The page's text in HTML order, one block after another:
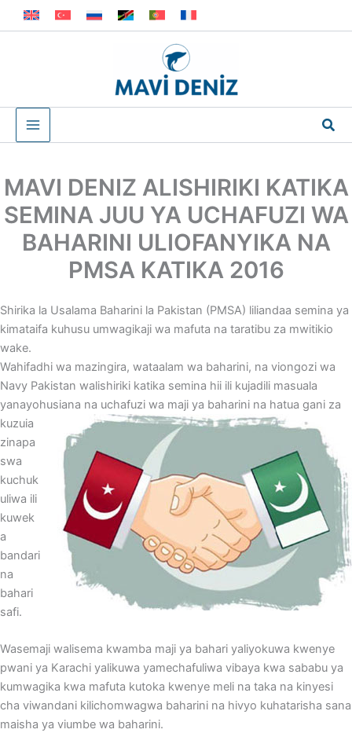
to
MAVI DENIZ ALISHIRIKI KATIKA
SEMINA JUU YA UCHAFUZI WA
BAHARINI ULIOFANYIKA NA
PMSA KATIKA 2016
Shirika la Usalama Baharini la Pakistan (PMSA) liliandaa semina ya
kimataifa kuhusu umwagikaji wa mafuta na taratibu za mwitikio
wake.
Wahifadhi wa mazingira, wataalam wa baharini, na viongozi wa
Navy Pakistan walishiriki katika semina hii ili kujadili masuala
yanayohusiana na uchafuzi wa maji ya baharini na hatua gani za
kuzuia
zinapa
swa
kuchuk
uliwa ili
kuwek
a
bandari
na
bahari
safi.
Wasemaji walisema kwamba maji ya bahari yaliyokuwa kwenye
pwani ya Karachi yalikuwa yamechafuliwa vibaya kwa sababu ya
kumwagika kwa mafuta kutoka kwenye meli na taka na kinyesi
cha viwandani kilichomwagwa baharini na hivyo kuhatarisha sana
maisha ya viumbe wa baharini.